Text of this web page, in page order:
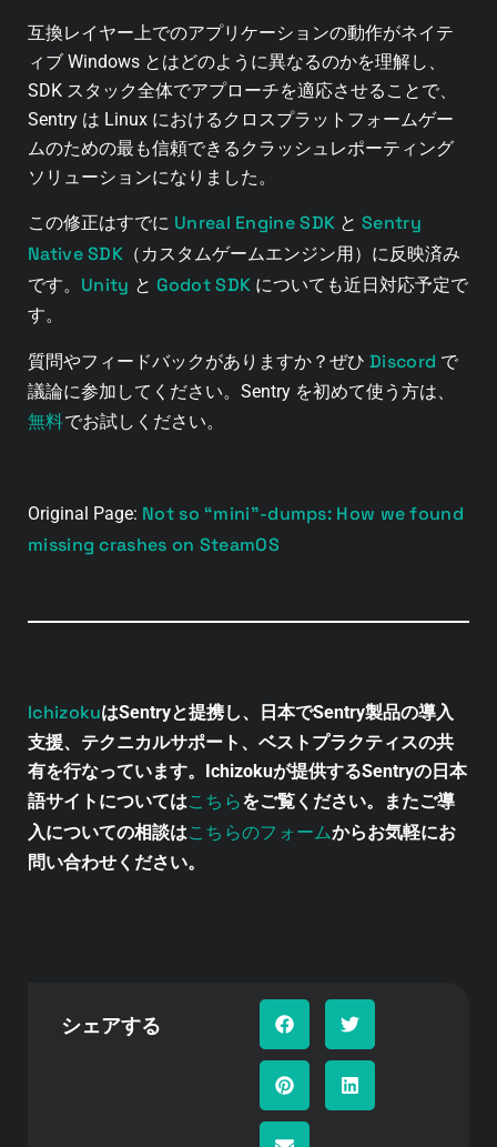
互換レイヤー上でのアプリケーションの動作がネイテ
ィブ Windows とはどのように異なるのかを理解し、
SDK スタック全体でアプローチを適応させることで、
Sentry は Linux におけるクロスプラットフォームゲー
ムのための最も信頼できるクラッシュレポーティング
ソリューションになりました。
この修正はすでに Unreal Engine SDK とSentry
Native SDK （カスタムゲームエンジン用）に反映済み
です。 Unity と Godot SDK についても近日対応予定で
す。
質問やフィードバックがありますか？ぜひ Discord で
議論に参加してください。Sentry を初めて使う方は、
無料でお試しください。
Original Page: Not so “mini”-dumps: How we found
missing crashes on SteamOS
IchizokuはSentryと提携し、日本でSentry製品の導入
支援、テクニカルサポート、ベストプラクティスの共
有を行なっています。Ichizokuが提供するSentryの日本
語サイトについてはこちらをご覧ください。またご導
入についての相談はこちらのフォームからお気軽にお
問い合わせください。
シェアする